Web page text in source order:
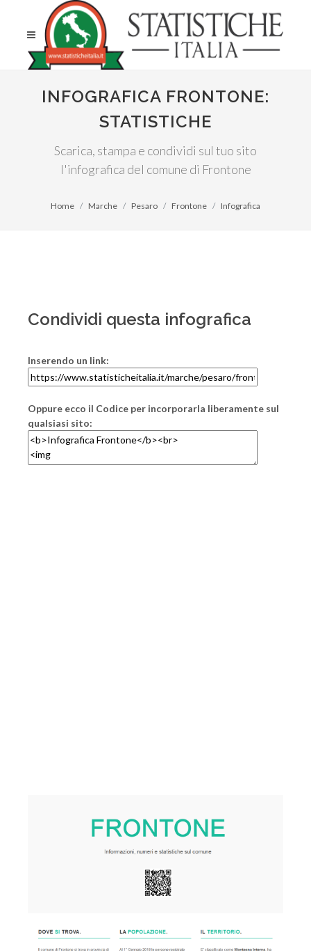
INFOGRAFICA FRONTONE:
STATISTICHE
Scarica, stampa e condividi sul tuo sito
l'infografica del comune di Frontone
Home Marche Pesaro Frontone Infografica
Condividi questa infografica
Inserendo un link:
Oppure ecco il Codice per incorporarla liberamente sul
qualsiasi sito: